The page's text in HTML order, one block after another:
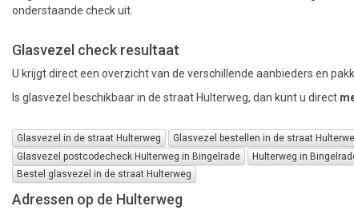
onderstaande check uit.
Glasvezel check resultaat
U krijgt direct een overzicht van de verschillende aanbieders en
Is glasvezel beschikbaar in de straat Hulterweg, dan kunt u direct
Glasvezel in de straat Hulterweg Glasvezel bestellen in de straat
Glasvezel postcodecheck Hulterweg in Bingelrade
Hulterweg in
Bestel glasvezel in de straat Hulterweg
Adressen op de Hulterweg